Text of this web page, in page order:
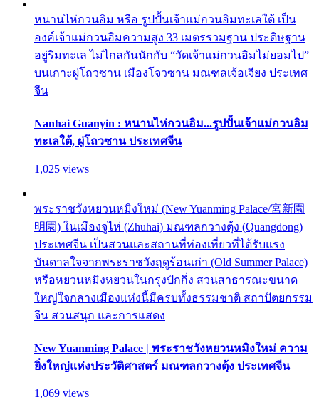
หนานไห่กวนอิม หรือ รูปปั้นเจ้าแม่กวนอิมทะเลใต้ เป็น
องค์เจ้าแม่กวนอิมความสูง 33 เมตรรวมฐาน ประดิษฐาน
อยู่ริมทะเล ไม่ไกลกันนักกับ “วัดเจ้าแม่กวนอิมไม่ยอมไป”
บนเกาะผู่โถวซาน เมืองโจวซาน มณฑลเจ้อเจียง ประเทศ
จีน
Nanhai Guanyin : หนานไห่กวนอิม...รูปปั้นเจ้าแม่กวนอิม
ทะเลใต้, ผู่โถวซาน ประเทศจีน
1,025 views
พระราชวังหยวนหมิงใหม่ (New Yuanming Palace/宮新園
明園) ในเมืองจูไห่ (Zhuhai) มณฑลกวางตุ้ง (Quangdong)
ประเทศจีน เป็นสวนและสถานที่ท่องเที่ยวที่ได้รับแรง
บันดาลใจจากพระราชวังฤดูร้อนเก่า (Old Summer Palace)
หรือหยวนหมิงหยวนในกรุงปักกิ่ง สวนสาธารณะขนาด
ใหญ่ใจกลางเมืองแห่งนี้มีครบทั้งธรรมชาติ สถาปัตยกรรม
จีน สวนสนุก และการแสดง
New Yuanming Palace | พระราชวังหยวนหมิงใหม่ ความ
ยิ่งใหญ่แห่งประวัติศาสตร์ มณฑลกวางตุ้ง ประเทศจีน
1,069 views